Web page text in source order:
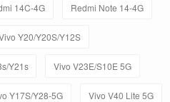
14C-4G Redmi Note 14-4G
Y20/Y20S/Y12S
Y21s Vivo V23E/S10E 5G
Y17S/Y28-5G Vivo V40 Lite 5G